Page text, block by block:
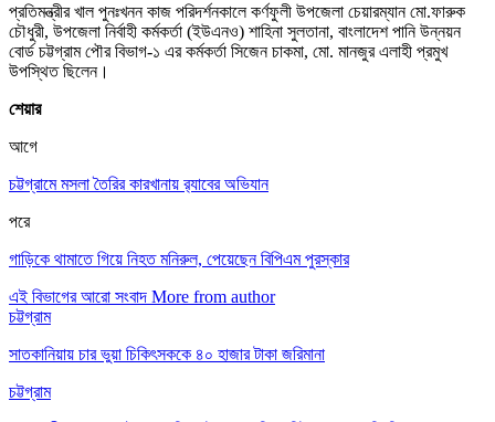
প্রতিমন্ত্রীর খাল পুনঃখনন কাজ পরিদর্শনকালে কর্ণফুলী উপজেলা চেয়ারম্যান মো.ফারুক
চৌধুরী, উপজেলা নির্বাহী কর্মকর্তা (ইউএনও) শাহিনা সুলতানা, বাংলাদেশ পানি উন্নয়ন
বোর্ড চট্টগ্রাম পৌর বিভাগ-১ এর কর্মকর্তা সিজেন চাকমা, মো. মানজুর এলাহী প্রমুখ
উপস্থিত ছিলেন।
শেয়ার
আগে
চট্টগ্রামে মসলা তৈরির কারখানায় র‌্যাবের অভিযান
পরে
গাড়িকে থামাতে গিয়ে নিহত মনিরুল, পেয়েছেন বিপিএম পুরস্কার
এই বিভাগের আরো সংবাদ More from author
চট্টগ্রাম
সাতকানিয়ায় চার ভুয়া চিকিৎসককে ৪০ হাজার টাকা জরিমানা
চট্টগ্রাম